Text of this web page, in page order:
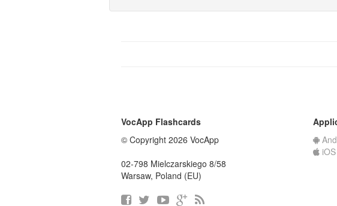
VocApp Flashcards
© Copyright 2026 VocApp
02-798 Mielczarskiego 8/58
Warsaw, Poland (EU)